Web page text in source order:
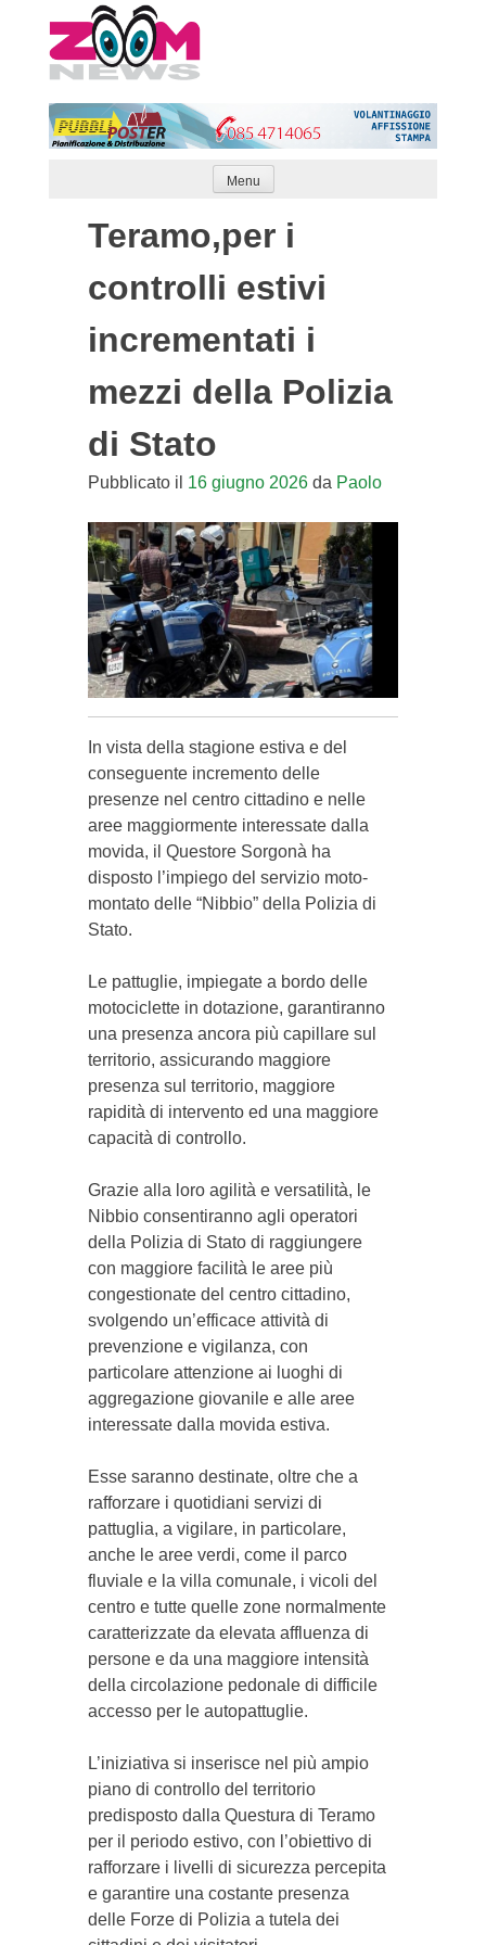
to
content
Menu
Teramo,per i
controlli estivi
incrementati i
mezzi della Polizia
di Stato
Pubblicato il 16 giugno 2026da Paolo
In vista della stagione estiva e del
conseguente incremento delle
presenze nel centro cittadino e nelle
aree maggiormente interessate dalla
movida, il Questore Sorgonà ha
disposto l’impiego del servizio moto-
montato delle “Nibbio” della Polizia di
Stato.
Le pattuglie, impiegate a bordo delle
motociclette in dotazione, garantiranno
una presenza ancora più capillare sul
territorio, assicurando maggiore
presenza sul territorio, maggiore
rapidità di intervento ed una maggiore
capacità di controllo.
Grazie alla loro agilità e versatilità, le
Nibbio consentiranno agli operatori
della Polizia di Stato di raggiungere
con maggiore facilità le aree più
congestionate del centro cittadino,
svolgendo un’efficace attività di
prevenzione e vigilanza, con
particolare attenzione ai luoghi di
aggregazione giovanile e alle aree
interessate dalla movida estiva.
Esse saranno destinate, oltre che a
rafforzare i quotidiani servizi di
pattuglia, a vigilare, in particolare,
anche le aree verdi, come il parco
fluviale e la villa comunale, i vicoli del
centro e tutte quelle zone normalmente
caratterizzate da elevata affluenza di
persone e da una maggiore intensità
della circolazione pedonale di difficile
accesso per le autopattuglie.
L’iniziativa si inserisce nel più ampio
piano di controllo del territorio
predisposto dalla Questura di Teramo
per il periodo estivo, con l’obiettivo di
rafforzare i livelli di sicurezza percepita
e garantire una costante presenza
delle Forze di Polizia a tutela dei